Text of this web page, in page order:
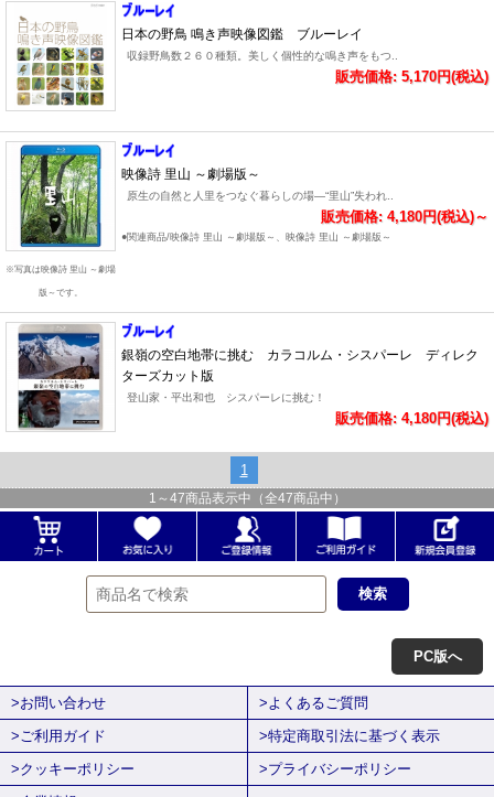
日本の野鳥 鳴き声映像図鑑 ブルーレイ
収録野鳥数２６０種類。美しく個性的な鳴き声をもつ..
販売価格: 5,170円(税込)
※写真は映像詩 里山 ～劇場
版～です。
映像詩 里山 ～劇場版～
原生の自然と人里をつなぐ暮らしの場―“里山”失われ..
販売価格: 4,180円(税込)～
●関連商品/映像詩 里山 ～劇場版～、映像詩 里山 ～劇場版～
銀嶺の空白地帯に挑む カラコルム・シスパーレ ディレク
ターズカット版
登山家・平出和也 シスパーレに挑む！
販売価格: 4,180円(税込)
1
1 ～ 47商品表示中（全47商品中）
PC版へ
>お問い合わせ
>よくあるご質問
>ご利用ガイド
>特定商取引法に基づく表示
>クッキーポリシー
>プライバシーポリシー